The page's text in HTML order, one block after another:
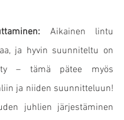
Aikainen lintu
ja hyvin suunniteltu on
– tämä pätee myös
juhlien järjestäminen